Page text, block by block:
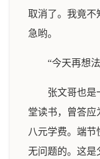
取消了。我竟不
急哟。
“今天再想
张文哥也是
堂读书，曾答应
八元学费。端
无问题的。这是